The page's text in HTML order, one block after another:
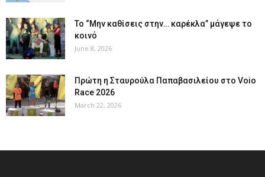
Το “Μην καθίσεις στην… καρέκλα” μάγεψε το
κοινό
June 8, 2026
Πρώτη η Σταυρούλα Παπαβασιλείου στο Voio
Race 2026
March 22, 2026